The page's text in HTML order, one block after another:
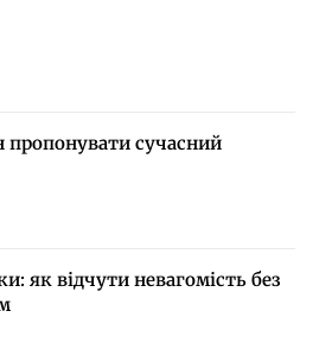
пропонувати сучасний
як відчути невагомість без